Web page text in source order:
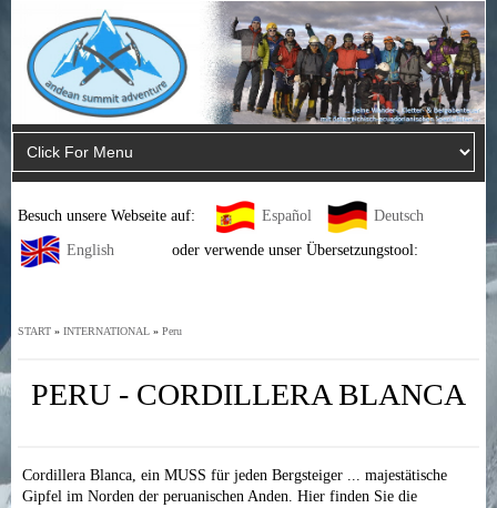
Besuch unsere Webseite auf: Español Deutsch
English oder verwende unser Übersetzungstool:
START »INTERNATIONAL »Peru
PERU - CORDILLERA BLANCA
Cordillera Blanca, ein MUSS für jeden Bergsteiger ... majestätische
Gipfel im Norden der peruanischen Anden. Hier finden Sie die